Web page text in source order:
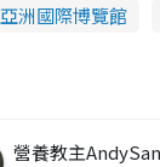
亞洲國際博覽館
營養教主AndySan